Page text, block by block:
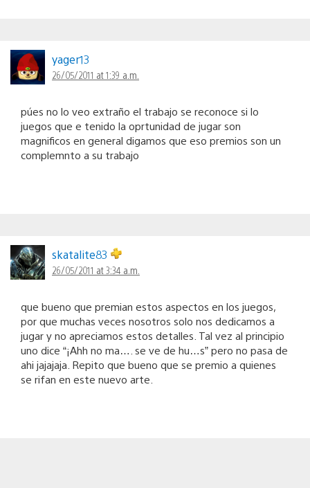
yager13
26/05/2011 at 1:39 a.m.
púes no lo veo extraño el trabajo se reconoce si lo
juegos que e tenido la oprtunidad de jugar son
magnificos en general digamos que eso premios son un
complemnto a su trabajo
skatalite83
26/05/2011 at 3:34 a.m.
que bueno que premian estos aspectos en los juegos,
por que muchas veces nosotros solo nos dedicamos a
jugar y no apreciamos estos detalles. Tal vez al principio
uno dice “¡Ahh no ma…. se ve de hu…s” pero no pasa de
ahi jajajaja. Repito que bueno que se premio a quienes
se rifan en este nuevo arte.